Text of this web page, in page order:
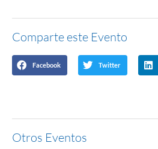
Comparte este Evento
Facebook Twitter
Otros Eventos